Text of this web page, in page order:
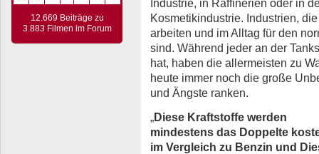
12.669 Beiträge zu
3.883 Filmen im Forum
Industrie, in Raffinerien oder in
Kosmetikindustrie. Industrien,
arbeiten und im Alltag für den
sind. Während jeder an der
hat, haben die allermeisten zu
heute immer noch die große
und Ängste ranken.
„Diese Kraftstoffe werden
mindestens das Doppelte
im Vergleich zu Benzin und